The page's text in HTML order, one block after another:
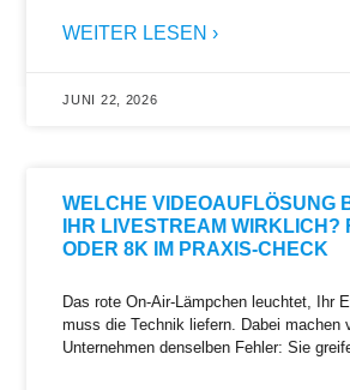
WEITER LESEN ›
JUNI 22, 2026
WELCHE VIDEOAUFLÖSUNG
IHR LIVESTREAM WIRKLICH?
ODER 8K IM PRAXIS-CHECK
Das rote On-Air-Lämpchen leuchtet, Ihr
muss die Technik liefern. Dabei machen
Unternehmen denselben Fehler: Sie